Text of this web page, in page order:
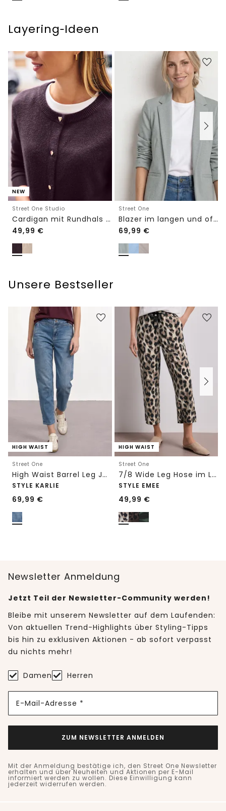
Layering‑Ideen
NEW
Street One Studio
Cardigan mit Rundhals und Knöpfen
49,99 €
Street One
Blazer im langen und offenen Schnitt
69,99 €
Unsere Bestseller
HIGH WAIST
Street One
High Waist Barrel Leg Jeans im Loose Fit
STYLE KARLIE
69,99 €
HIGH WAIST
Street One
7/8 Wide Leg Hose im Loose Fit mit Print
STYLE EMEE
49,99 €
Newsletter Anmeldung
Jetzt Teil der Newsletter-Community werden!
Bleibe mit unserem Newsletter auf dem Laufenden:
Von aktuellen Trend-Highlights über Styling-Tipps
bis hin zu exklusiven Aktionen - ab sofort verpasst
du nichts mehr!
Damen Herren
E-Mail-Adresse *
ZUM NEWSLETTER ANMELDEN
Mit der Anmeldung bestätige ich, den Street One Newsletter
erhalten und über Neuheiten und Aktionen per E-Mail
informiert werden zu wollen. Diese Einwilligung kann
jederzeit widerrufen werden.